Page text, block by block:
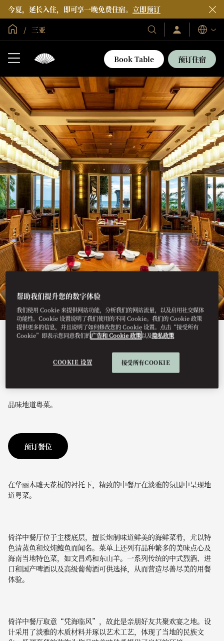
今夏，延长入住，即可享一晚免费住宿。 立即预订
全球首页
三亚
我
们
的
酒
假
村
登
录/
即
加
入
语
言
Book Table 预订住宿
查看全部
倚洋中餐厅
品味地道粤菜。
预订餐位
在华丽木雕天花板的衬托下，精致的中餐厅在淡雅的氛围中呈现地
道粤菜。
倚洋中餐厅位于主楼底层，擅长炮制味道鲜美的海鲜菜肴，尤以特
色清蒸鱼和炆炖鲍鱼而闻名。菜单上还列有品种繁多的美味点心及
海南当地特色菜，如文昌鸡和东山羊。一系列传统的中式烈酒、进
口和国产啤酒以及高级葡萄酒可供选择，从而营造尽善尽美的用餐
体验。
倚洋中餐厅取意“凭海临风”，故此是亲朋好友共聚欢宴之地。设
计采用了淡雅的木质材料并琢以艺术工艺，体现了当地的民族文
帮助我们提升您的数字体验
我们使用 Cookie 来提供网站功能，分析我们的网站流量，以及启用社交媒体
功能性。Cookie 设置说明了我们使用的不同 Cookie。我们的 Cookie 政策
提供更多的信息，并且说明了如何修改您的 Cookie 设置。点击“接受所有
Cookie”即表示您同意我们的广告和 Cookie 政策以及隐私政策
COOKIE 设置 接受所有COOKIE